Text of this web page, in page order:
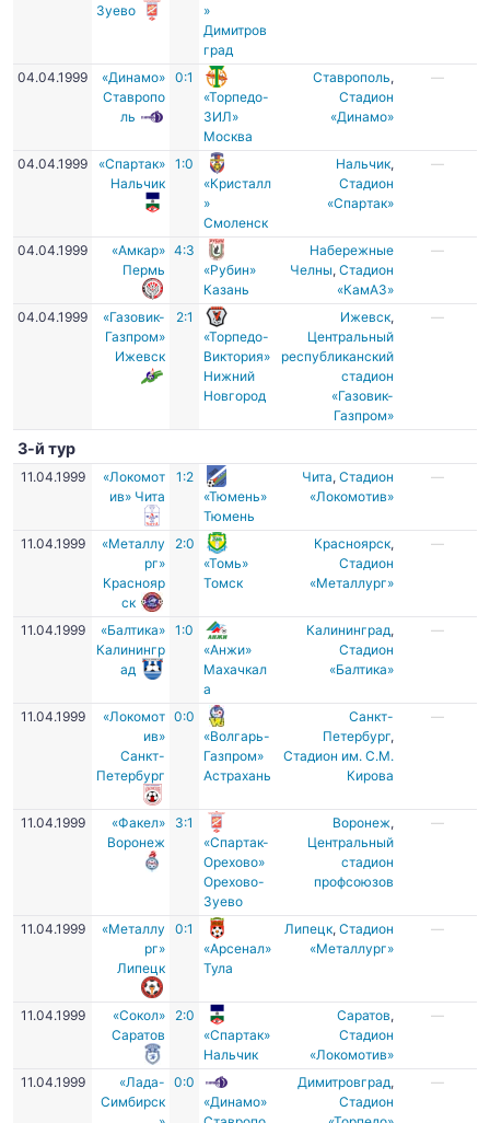
Зуево
»
Димитров
град
04.04.1999
«Динамо»
Ставропо
ль
0:1
«Торпедо-
ЗИЛ»
Москва
Ставрополь,
Стадион
«Динамо»
—
04.04.1999
«Спартак»
Нальчик
1:0
«Кристалл
»
Смоленск
Нальчик,
Стадион
«Спартак»
—
04.04.1999
«Амкар»
Пермь
4:3
«Рубин»
Казань
Набережные
Челны,Стадион
«КамАЗ»
—
04.04.1999
«Газовик-
Газпром»
Ижевск
2:1
«Торпедо-
Виктория»
Нижний
Новгород
Ижевск,
Центральный
республиканский
стадион
«Газовик-
Газпром»
—
3-й тур
11.04.1999
«Локомот
ив» Чита
1:2
«Тюмень»
Тюмень
Чита,Стадион
«Локомотив»
—
11.04.1999
«Металлу
рг»
Краснояр
ск
2:0
«Томь»
Томск
Красноярск,
Стадион
«Металлург»
—
11.04.1999
«Балтика»
Калинингр
ад
1:0
«Анжи»
Махачкал
а
Калининград,
Стадион
«Балтика»
—
11.04.1999
«Локомот
ив»
Санкт-
Петербург
0:0
«Волгарь-
Газпром»
Астрахань
Санкт-
Петербург,
Стадион им. С.М.
Кирова
—
11.04.1999
«Факел»
Воронеж
3:1
«Спартак-
Орехово»
Орехово-
Зуево
Воронеж,
Центральный
стадион
профсоюзов
—
11.04.1999
«Металлу
рг»
Липецк
0:1
«Арсенал»
Тула
Липецк,Стадион
«Металлург»
—
11.04.1999
«Сокол»
Саратов
2:0
«Спартак»
Нальчик
Саратов,
Стадион
«Локомотив»
—
11.04.1999
«Лада-
Симбирск
0:0
«Динамо»
Димитровград,
Стадион
—